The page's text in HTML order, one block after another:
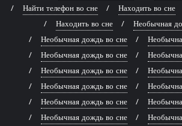
Найти телефон во сне
Находить во сне
Находить во сне
Необычная
Необычная дождь во сне
Необычная дождь во сне
Необычная дождь во сне
Необычная дождь во сне
Необычная дождь во сне
Необычная дождь во сне